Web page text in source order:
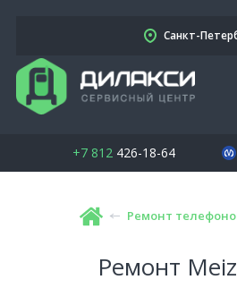
Санкт-
+7 812426-18-64
Ремонт
Ремонт